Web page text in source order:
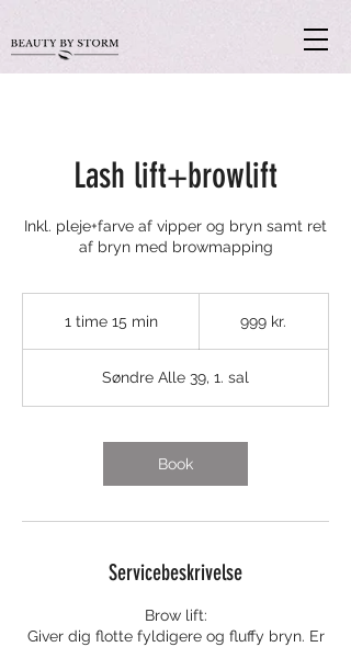
Lash lift+browlift
Inkl. pleje+farve af vipper og bryn samt ret
af bryn med browmapping
1 time 15 min1
m
1
m
i
n
999 kr.
Søndre Alle 39, 1. sal
Book
Servicebeskrivelse
Brow lift:
Giver dig flotte fyldigere og fluffy bryn. Er